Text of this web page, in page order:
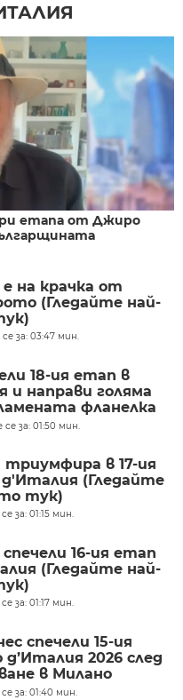
етапа от Джиро
е на крачка от
(Гледайте най-
за: 03:47 мин.
18-ия етап в
направи голяма
фланелка
тук)
за: 01:50 мин.
триумфира в 17-ия
(Гледайте
тук)
за: 01:15 мин.
16-ия етап
(Гледайте най-
за: 01:17 мин.
спечели 15-ия
2026 след
в Милано
тук)
за: 01:40 мин.